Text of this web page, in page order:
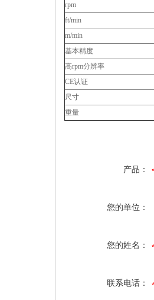
rpm
ft/min
m/min
基本精度
高rpm分辨率
CE认证
尺寸
重量
产品：
您的单位：
您的姓名：
联系电话：